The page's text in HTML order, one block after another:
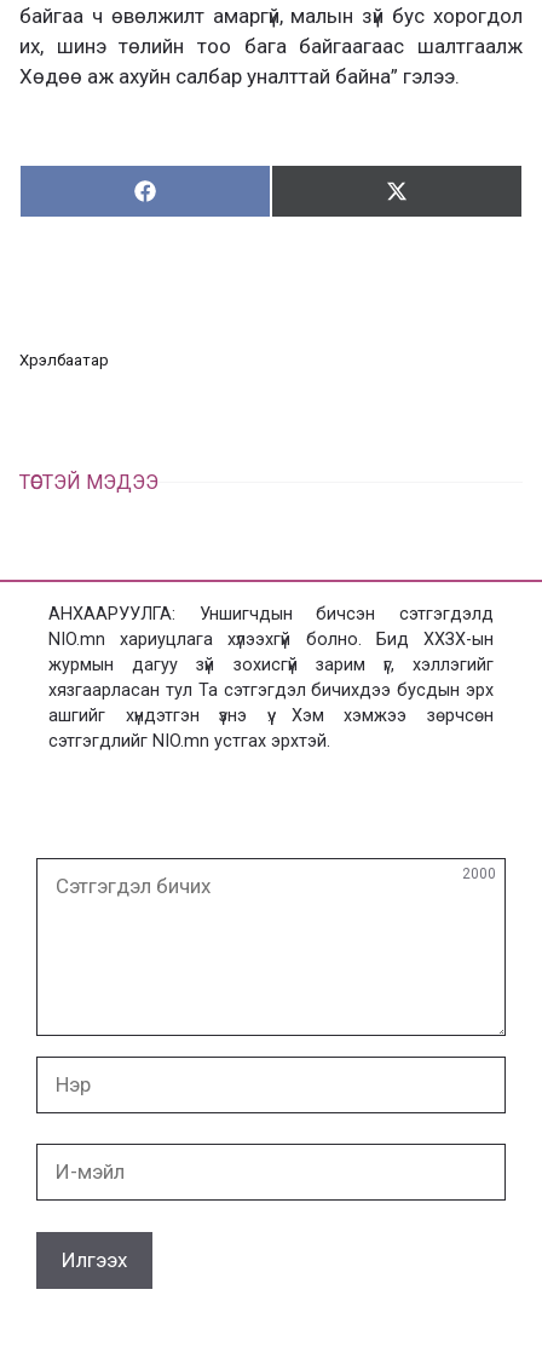
байгаа ч өвөлжилт амаргүй, малын зүй бус хорогдол
их, шинэ төлийн тоо бага байгаагаас шалтгаалж
Хөдөө аж ахуйн салбар уналттай байна” гэлээ.
Хуваалцах:
Х
у
Түгээх:
Т
Хүрэлбаатар
ТӨСТЭЙ МЭДЭЭ
АНХААРУУЛГА: Уншигчдын бичсэн сэтгэгдэлд
NIO.mn хариуцлага хүлээхгүй болно. Бид ХХЗХ-ын
журмын дагуу зүй зохисгүй зарим үг, хэллэгийг
хязгаарласан тул Та сэтгэгдэл бичихдээ бусдын эрх
ашгийг хүндэтгэн үзнэ үү. Хэм хэмжээ зөрчсөн
сэтгэгдлийг NIO.mn устгах эрхтэй.
бичих
2000